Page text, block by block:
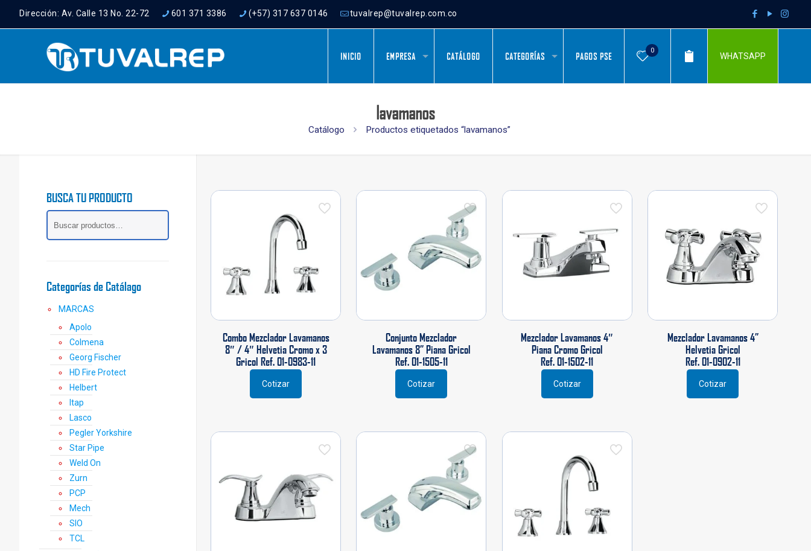
Dirección: Av. Calle 13 No. 22-72 601 371 3386 (+57) 317 637 0146 tuvalrep@tuvalrep.com.co
INICIO EMPRESA CATÁLOGO CATEGORÍAS PAGOS PSE
0
WHATSAPP
lavamanos
Catálogo Productos etiquetados “lavamanos”
Combo Mezclador Lavamanos
8″ / 4″ Helvetia Cromo x 3
Gricol Ref. 01-0983-11
Cotizar
Conjunto Mezclador
Lavamanos 8” Piana Gricol
Ref. 01-1505-11
Cotizar
Mezclador Lavamanos 4″
Piana Cromo Gricol
Ref. 01-1502-11
Cotizar
Mezclador Lavamanos 4”
Helvetia Gricol
Ref. 01-0902-11
Cotizar
BUSCA TU PRODUCTO
Categorías de Catálago
MARCAS
Apolo
Colmena
Georg Fischer
HD Fire Protect
Helbert
Itap
Lasco
Pegler Yorkshire
Star Pipe
Weld On
Zurn
PCP
Mech
SIO
TCL